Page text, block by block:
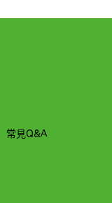
常見Q&A